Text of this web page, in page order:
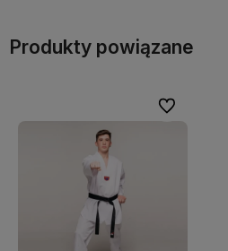
Produkty powiązane
Do ulubionych